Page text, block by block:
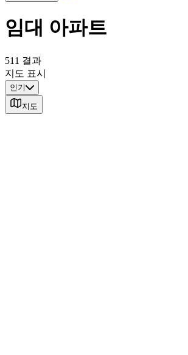
임대 아파트
511 결과
지도 표시
인기
지도